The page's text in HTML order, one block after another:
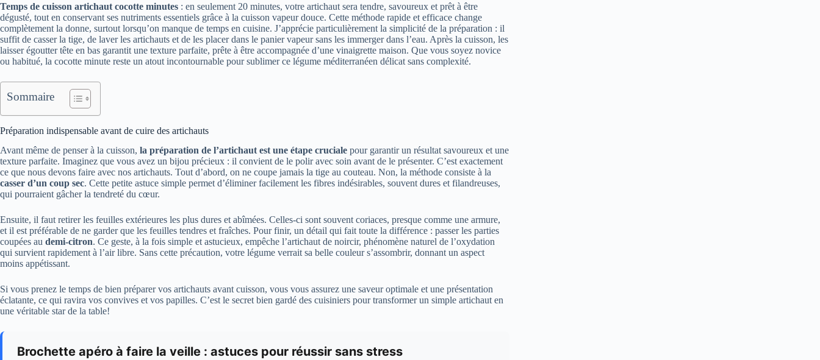
Temps de cuisson artichaut cocotte minutes : en seulement 20 minutes, votre artichaut sera tendre, savoureux et prêt à être
dégusté, tout en conservant ses nutriments essentiels grâce à la cuisson vapeur douce. Cette méthode rapide et efficace change
complètement la donne, surtout lorsqu’on manque de temps en cuisine. J’apprécie particulièrement la simplicité de la préparation : il
suffit de casser la tige, de laver les artichauts et de les placer dans le panier vapeur sans les immerger dans l’eau. Après la cuisson, les
laisser égoutter tête en bas garantit une texture parfaite, prête à être accompagnée d’une vinaigrette maison. Que vous soyez novice
ou habitué, la cocotte minute reste un atout incontournable pour sublimer ce légume méditerranéen délicat sans complexité.
Sommaire
Préparation indispensable avant de cuire des artichauts
Avant même de penser à la cuisson, la préparation de l’artichaut est une étape cruciale pour garantir un résultat savoureux et une
texture parfaite. Imaginez que vous avez un bijou précieux : il convient de le polir avec soin avant de le présenter. C’est exactement
ce que nous devons faire avec nos artichauts. Tout d’abord, on ne coupe jamais la tige au couteau. Non, la méthode consiste à la
casser d’un coup sec. Cette petite astuce simple permet d’éliminer facilement les fibres indésirables, souvent dures et filandreuses,
qui pourraient gâcher la tendreté du cœur.
Ensuite, il faut retirer les feuilles extérieures les plus dures et abîmées. Celles-ci sont souvent coriaces, presque comme une armure,
et il est préférable de ne garder que les feuilles tendres et fraîches. Pour finir, un détail qui fait toute la différence : passer les parties
coupées au demi-citron. Ce geste, à la fois simple et astucieux, empêche l’artichaut de noircir, phénomène naturel de l’oxydation
qui survient rapidement à l’air libre. Sans cette précaution, votre légume verrait sa belle couleur s’assombrir, donnant un aspect
moins appétissant.
Si vous prenez le temps de bien préparer vos artichauts avant cuisson, vous vous assurez une saveur optimale et une présentation
éclatante, ce qui ravira vos convives et vos papilles. C’est le secret bien gardé des cuisiniers pour transformer un simple artichaut en
une véritable star de la table!
Brochette apéro à faire la veille : astuces pour réussir sans stress